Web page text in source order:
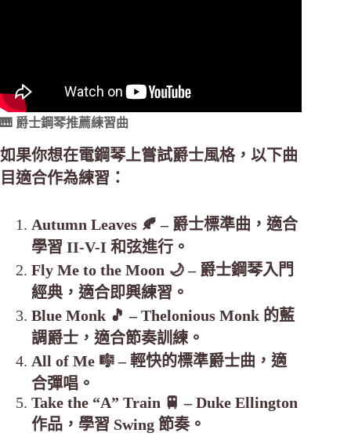
🎹 爵士鋼琴推薦練習曲
如果你想在電鋼琴上嘗試爵士風格，以下曲
目適合作為練習：
Autumn Leaves 🍂 – 爵士標準曲，適合
學習 II-V-I 和弦進行。
Fly Me to the Moon 🌙 – 爵士鋼琴入門
經典，適合即興練習。
Blue Monk 🎵 – Thelonious Monk 的藍
調爵士，適合節奏訓練。
All of Me 🎼 – 輕快的標準爵士曲，適
合彈唱。
Take the “A” Train 🚆 – Duke Ellington
作品，學習 Swing 節奏。